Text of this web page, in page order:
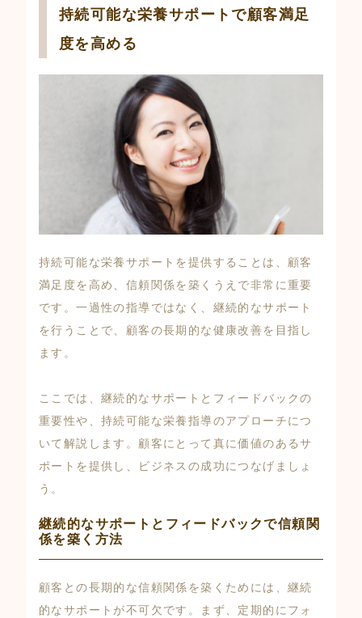
持続可能な栄養サポートで顧客満足
度を高める
持続可能な栄養サポートを提供することは、顧客
満足度を高め、信頼関係を築くうえで非常に重要
です。一過性の指導ではなく、継続的なサポート
を行うことで、顧客の長期的な健康改善を目指し
ます。
ここでは、継続的なサポートとフィードバックの
重要性や、持続可能な栄養指導のアプローチにつ
いて解説します。顧客にとって真に価値のあるサ
ポートを提供し、ビジネスの成功につなげましょ
う。
継続的なサポートとフィードバックで信頼関
係を築く方法
顧客との長期的な信頼関係を築くためには、継続
的なサポートが不可欠です。まず、定期的にフォ